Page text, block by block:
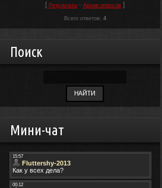
[ Результаты · Архив опросов ]
Всего ответов: 4
Поиск
Мини-чат